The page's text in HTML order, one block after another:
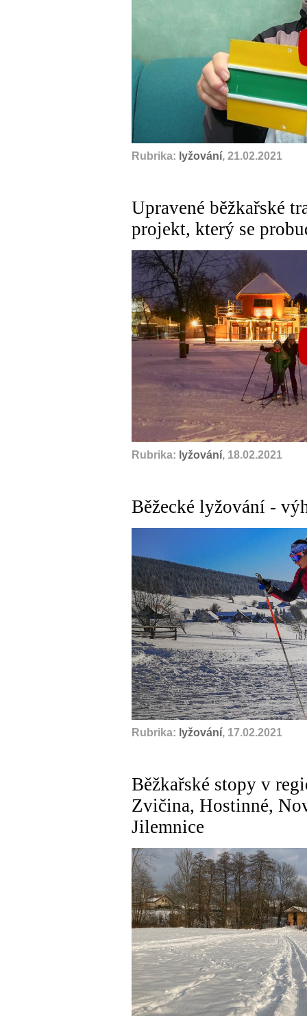
Rubrika: lyžování, 21.02.2021
Upravené běžkařské
projekt, který se
Rubrika: lyžování, 18.02.2021
Běžecké lyžování -
Rubrika: lyžování, 17.02.2021
Běžkařské stopy v
Zvičina, Hostinné,
Jilemnice